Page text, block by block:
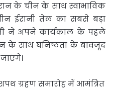
के चीन के साथ स्वाभाविक
ईरानी तेल का सबसे बड़ा
ने अपने कार्यकाल के पहले
के साथ घनिष्ठता के बावजूद
ग्रहण समारोह में आमंत्रित